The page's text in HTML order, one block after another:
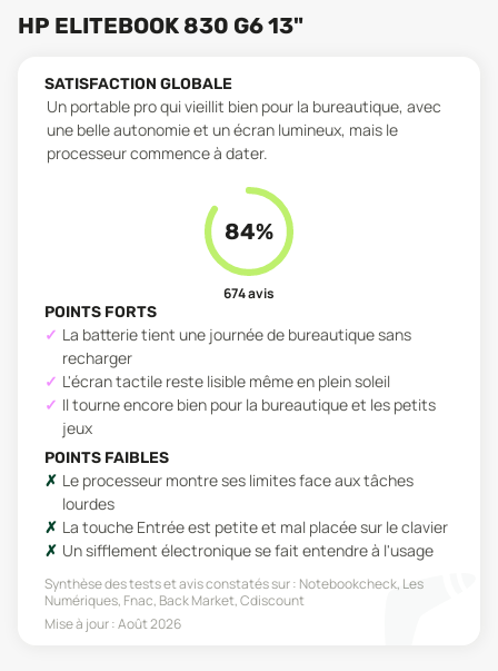
HP ELITEBOOK 830 G6 13"
SATISFACTION GLOBALE
Un portable pro qui vieillit bien pour la bureautique, avec
une belle autonomie et un écran lumineux, mais le
processeur commence à dater.
84%
674avis
POINTS FORTS
La batterie tient une journée de bureautique sans
recharger
L'écran tactile reste lisible même en plein soleil
Il tourne encore bien pour la bureautique et les petits
jeux
POINTS FAIBLES
Le processeur montre ses limites face aux tâches
lourdes
La touche Entrée est petite et mal placée sur le clavier
Un sifflement électronique se fait entendre à l'usage
Synthèse des tests et avis constatés sur : Notebookcheck, Les
Numériques, Fnac, Back Market, Cdiscount
Mise à jour :Août 2026